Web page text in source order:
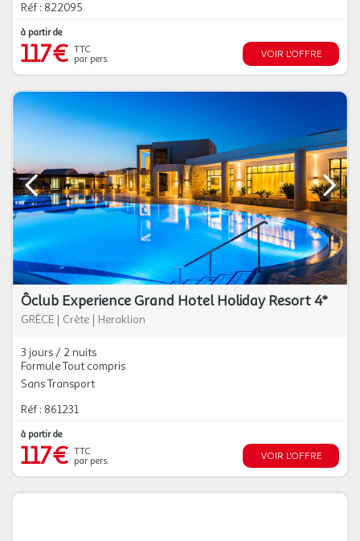
Réf : 822095
à partir de
117€ TTC
par pers.
VOIR L'OFFRE
Ôclub Experience Grand Hotel Holiday Resort 4*
GRÈCE | Crète | Heraklion
3 jours / 2 nuits
Formule Tout compris
Sans Transport
Réf : 861231
à partir de
117€ TTC
par pers.
VOIR L'OFFRE